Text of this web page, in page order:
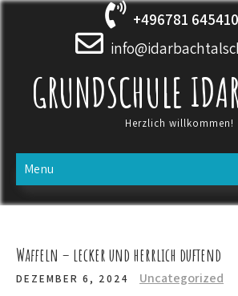
Skip
+496781 645410
GRUNDSCHULE
Herzlich willkommen!
Menu
Waffeln – lecker und herrlich duftend
DEZEMBER 6, 2024 Uncategorized